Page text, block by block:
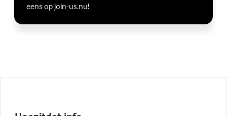
eens op join-us.nu!